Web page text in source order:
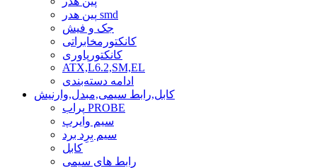
پین هدر smd
جک و فیش
کانکتورمخابراتی
کانکتورپاوری
ATX,L6.2,SM,EL
ادامه دسته‌بندی
کابل,رابط سیمی,مبدل,وارنیش
پراب PROBE
سیم وایرپ
سیم بِرِد برد
کابل
رابط های سیمی